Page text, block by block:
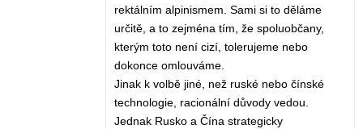
rektálním alpinismem. Sami si to děláme
určitě, a to zejména tím, že spoluobčany,
kterým toto není cizí, tolerujeme nebo
dokonce omlouváme.
Jinak k volbě jiné, než ruské nebo čínské
technologie, racionální důvody vedou.
Jednak Rusko a Čína strategicky